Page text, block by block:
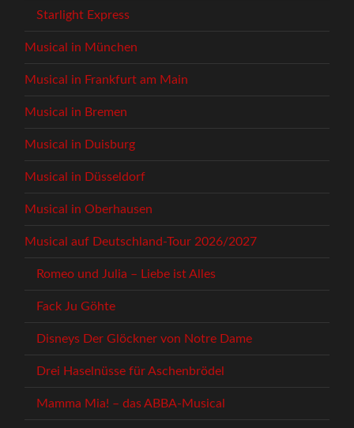
Starlight Express
Musical in München
Musical in Frankfurt am Main
Musical in Bremen
Musical in Duisburg
Musical in Düsseldorf
Musical in Oberhausen
Musical auf Deutschland-Tour 2026/2027
Romeo und Julia – Liebe ist Alles
Fack Ju Göhte
Disneys Der Glöckner von Notre Dame
Drei Haselnüsse für Aschenbrödel
Mamma Mia! – das ABBA-Musical